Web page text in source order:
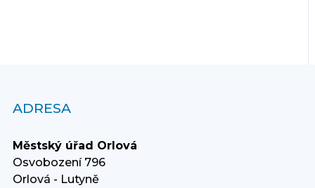
ADRESA
Městský úřad Orlová
Osvobození 796
Orlová - Lutyně